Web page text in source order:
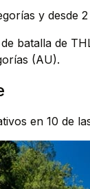
y desde
batalla de
(AU).
en 10 de